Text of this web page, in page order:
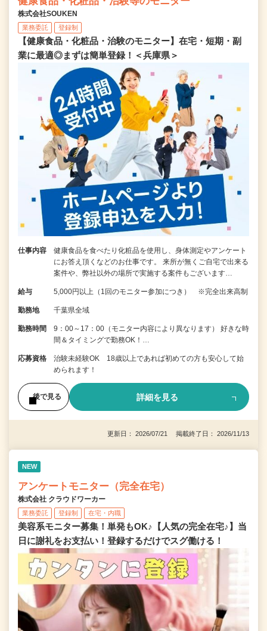
株式会社SOUKEN
業務委託 登録制
【健康食品・化粧品・治験のモニター】在宅・短期・副
業に最適◎まずは簡単登録！＜兵庫県＞
仕事内容
健康食品を食べたり化粧品を使用し、身体測定やアンケート
にお答え頂くなどのお仕事です。 来所が無くご自宅で出来る
案件や、弊社以外の場所で実施する案件もございます…
給与 5,000円以上（1回のモニター参加につき） ※完全出来高制
勤務地 千葉県全域
勤務時間
9：00～17：00（モニター内容により異なります） 好きな時
間＆タイミングで勤務OK！…
応募資格
治験未経験OK 18歳以上であれば初めての方も安心して始
められます！
後で見る 詳細を見る
更新日： 2026/07/21 掲載終了日： 2026/11/13
NEW
アンケートモニター（完全在宅）
株式会社 クラウドワーカー
業務委託 登録制 在宅・内職
美容系モニター募集！単発もOK♪【人気の完全在宅♪】当
日に謝礼をお支払い！登録するだけでスグ働ける！